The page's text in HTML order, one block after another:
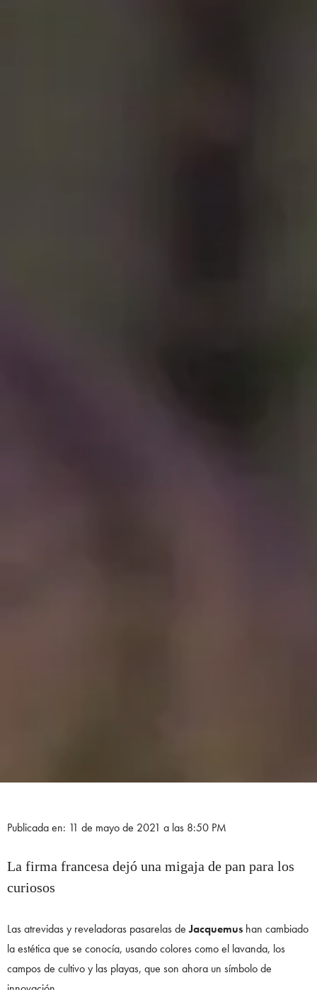
Publicada en: 11 de mayo de 2021 a las 8:50 PM
La firma francesa dejó una migaja de pan para los
curiosos
Las atrevidas y reveladoras pasarelas deJacquemus han cambiado
la estética que se conocía, usando colores como el lavanda, los
campos de cultivo y las playas, que son ahora un símbolo de